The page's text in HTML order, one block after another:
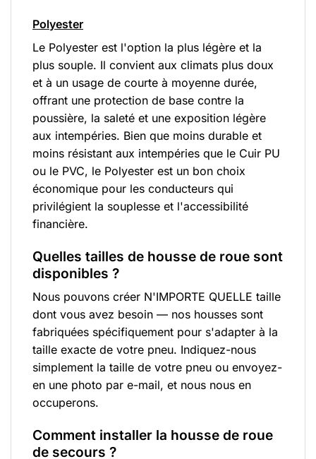
Polyester
Le Polyester est l'option la plus légère et la
plus souple. Il convient aux climats plus doux
et à un usage de courte à moyenne durée,
offrant une protection de base contre la
poussière, la saleté et une exposition légère
aux intempéries. Bien que moins durable et
moins résistant aux intempéries que le Cuir PU
ou le PVC, le Polyester est un bon choix
économique pour les conducteurs qui
privilégient la souplesse et l'accessibilité
financière.
Quelles tailles de housse de roue sont
disponibles ?
Nous pouvons créer N'IMPORTE QUELLE taille
dont vous avez besoin — nos housses sont
fabriquées spécifiquement pour s'adapter à la
taille exacte de votre pneu. Indiquez-nous
simplement la taille de votre pneu ou envoyez-
en une photo par e-mail, et nous nous en
occuperons.
Comment installer la housse de roue
de secours ?